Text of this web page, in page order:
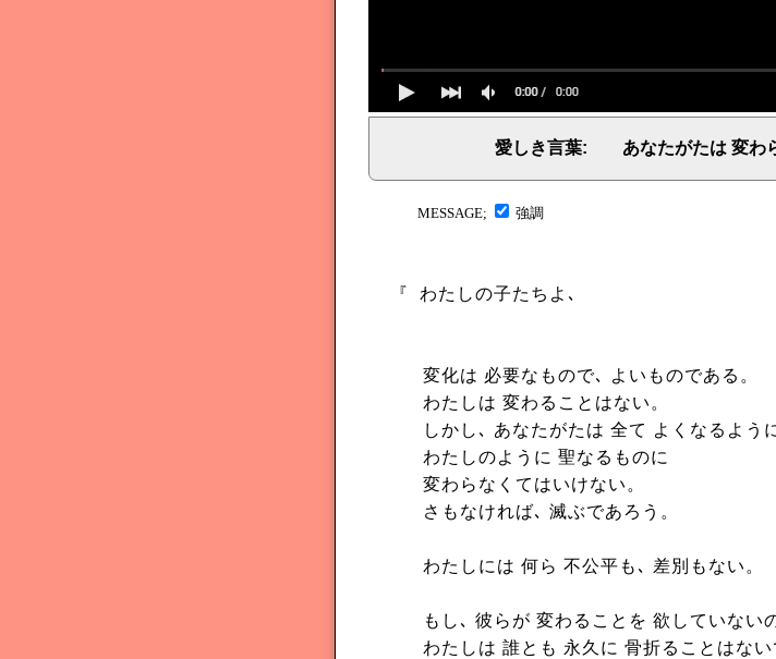
愛しき言葉: あなたがたは 変わ
MESSAGE; 強調
『 わたしの子たちよ､
変化は 必要なもので､ よいものである。
わたしは 変わることはない。
しかし､ あなたがたは 全て よくなるよう
わたしのように 聖なるものに
変わらなくてはいけない。
さもなければ､ 滅ぶであろう。
わたしには 何ら 不公平も､ 差別もない。
もし､ 彼らが 変わることを 欲していない
わたしは 誰とも 永久に 骨折ることはない